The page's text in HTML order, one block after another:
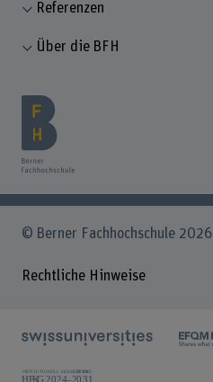
Referenzen
Über die BFH
© Berner Fachhochschule 2026
Rechtliche Hinweise